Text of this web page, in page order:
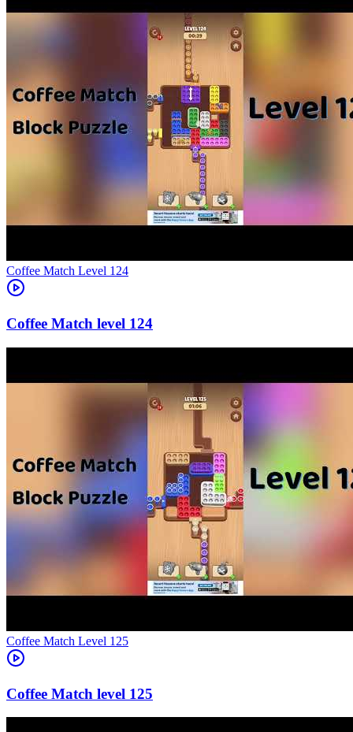
Level 124
124
Level 125
125